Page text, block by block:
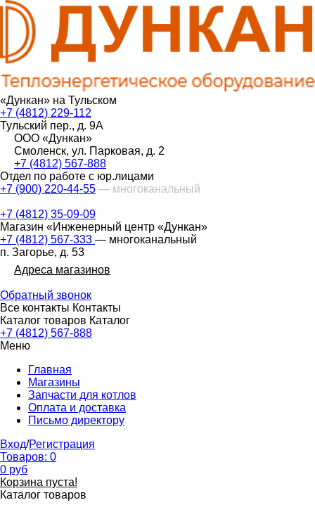
«Дункан» на Тульском
+7 (4812) 229-112
Тульский пер., д. 9А
ООО «Дункан»
Смоленск, ул. Парковая, д. 2
+7 (4812) 567-888
Отдел по работе с юр.лицами
+7 (900) 220-44-55 — многоканальный
+7 (4812) 35-09-09
Магазин «Инженерный центр «Дункан»
+7 (4812) 567-333 — многоканальный
п. Загорье, д. 53
Адреса магазинов
Обратный звонок
Все контакты Контакты
Каталог товаров Каталог
+7 (4812) 567-888
Меню
Главная
Магазины
Запчасти для котлов
Оплата и доставка
Письмо директору
Вход/Регистрация
Товаров: 0
0 руб
Корзина пуста!
Каталог товаров